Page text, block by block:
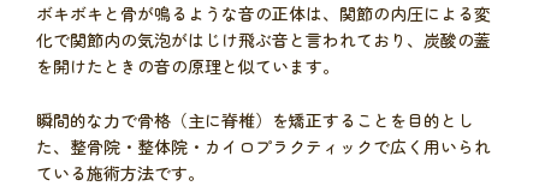
ボキボキと骨が鳴るような音の正体は、関節の内圧による変
化で関節内の気泡がはじけ飛ぶ音と言われており、炭酸の蓋
を開けたときの音の原理と似ています。
瞬間的な力で骨格（主に脊椎）を矯正することを目的とし
た、整骨院・整体院・カイロプラクティックで広く用いられ
ている施術方法です。